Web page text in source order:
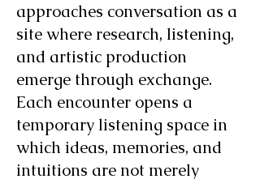
approaches conversation as a
site where research, listening,
and artistic production
emerge through exchange.
Each encounter opens a
temporary listening space in
which ideas, memories, and
intuitions are not merely